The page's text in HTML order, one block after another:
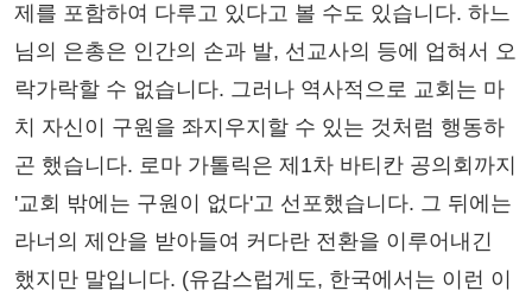
제를 포함하여 다루고 있다고 볼 수도 있습니다. 하느
님의 은총은 인간의 손과 발, 선교사의 등에 업혀서 오
락가락할 수 없습니다. 그러나 역사적으로 교회는 마
치 자신이 구원을 좌지우지할 수 있는 것처럼 행동하
곤 했습니다. 로마 가톨릭은 제1차 바티칸 공의회까지
'교회 밖에는 구원이 없다'고 선포했습니다. 그 뒤에는
라너의 제안을 받아들여 커다란 전환을 이루어내긴
했지만 말입니다. (유감스럽게도, 한국에서는 이런 이